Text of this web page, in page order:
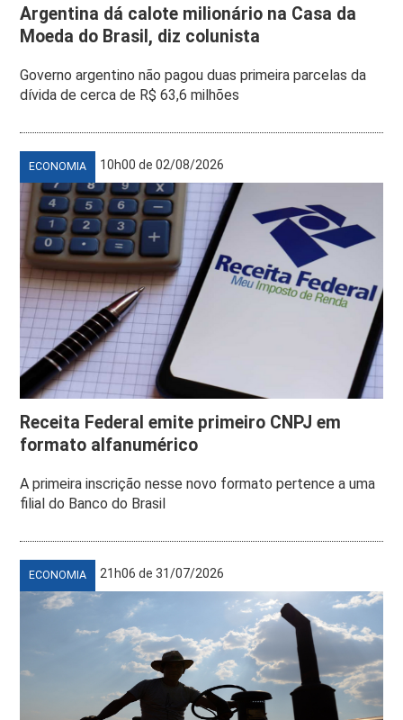
Argentina dá calote milionário na Casa da
Moeda do Brasil, diz colunista
Governo argentino não pagou duas primeira parcelas da
dívida de cerca de R$ 63,6 milhões
ECONOMIA 10h00 de 02/08/2026
Receita Federal emite primeiro CNPJ em
formato alfanumérico
A primeira inscrição nesse novo formato pertence a uma
filial do Banco do Brasil
ECONOMIA 21h06 de 31/07/2026